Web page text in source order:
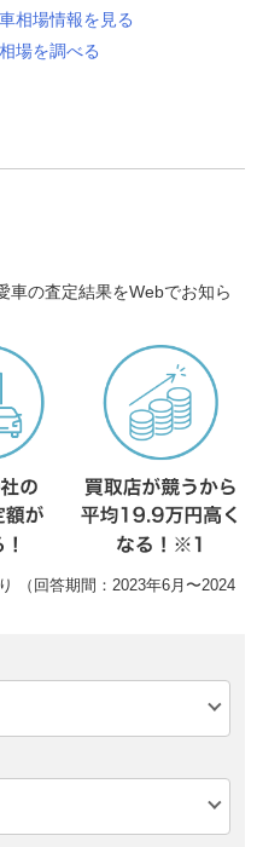
相場情報を見る
場を調べる
車の査定結果をWebでお知ら
（回答期間：2023年6月〜2024